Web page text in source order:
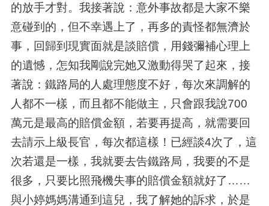
的放手才對。我接著說：意外事故都是大家不樂
意碰到的，但不幸遇上了，再多的責怪都無濟於
事，回歸到現實面就是談賠償，用錢彌補心理上
的遺憾，怎知我剛說完她又激動得哭了起來，接
著說：鐵路局的人處理態度不好，每次來調解的
人都不一樣，而且都不能做主，只會跟我說700
萬元是最高的賠償金額，若要再提高，就需要回
去請示上級長官，每次都這樣！已經談4次了，這
次若還是一樣，我就要去告鐵路局，我要的不是
很多，只要比照飛機失事的賠償金額就好了 ……
與小婷媽媽溝通到這兒，我了解她的訴求，於是